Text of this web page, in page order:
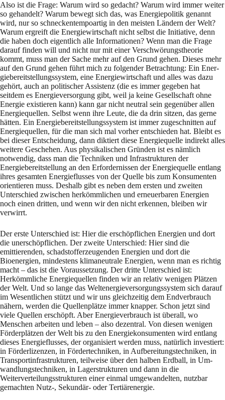
Also ist die Frage: Warum wird so gedacht? Warum wird immer weiter
so gehandelt? Warum be­wegt sich das, was Energiepolitik genannt
wird, nur so schneckentempoartig in den meisten Ländern der Welt?
Warum ergreift die Energiewirtschaft nicht selbst die Initiative, denn
die ha­ben doch eigentlich alle Informationen? Wenn man die Frage
darauf finden will und nicht nur mit einer Verschwörungstheorie
kommt, muss man der Sache mehr auf den Grund gehen. Dieses mehr
auf den Grund gehen führt mich zu folgender Betrachtung: Ein Ener­
giebereit­stellungssystem, eine Energiewirtschaft und alles was dazu
gehört, auch an poli­tischer Assi­stenz (die es immer gegeben hat
seitdem es Energieversorgung gibt, weil ja keine Gesellschaft ohne
Energie existieren kann) kann gar nicht neutral sein gegenüber allen
Energie­quellen. Selbst wenn ihre Leute, die da drin sitzen, das gerne
hätten. Ein Energiebereitstellungs­system ist immer zugeschnitten auf
Energiequellen, für die man sich mal vorher entschieden hat. Bleibt es
bei dieser Entscheidung, dann diktiert diese Energiequelle indirekt alles
weitere Ge­schehen. Aus physikalischen Gründen ist es nämlich
notwendig, dass man die Techniken und Infra­strukturen der
Energiebereitstellung an den Erfordernissen der Energiequelle entlang
ih­res gesamten Energieflusses von der Quelle bis zum Konsumenten
orientieren muss. Deshalb gibt es neben dem ersten und zweiten
Unterschied zwischen herkömmlichen und erneuerbaren Energien
noch einen dritten, und wenn wir den nicht erkennen, bleiben wir
verwirrt.
Der erste Unterschied ist: Hier die erschöpflichen Energien und dort
die unerschöpflichen. Der zweite Unterschied: Hier sind die
emittierenden, schadstofferzeugenden Energien und dort die
Bioenergien, mindestens klimaneutrale Energien, wenn man es richtig
macht – das ist die Vor­aus­setzung. Der dritte Unterschied ist:
Herkömmliche Energiequellen finden wir an re­lativ wenigen Plätzen
der Welt. Und so lange das Weltenergieversorgungssystem sich dar­auf
im Wesentlichen stützt und wir uns gleichzeitig dem Endverbrauch
nähern, werden die Quellen­plätze immer knap­per. Schon jetzt sind
viele Quellen erschöpft. Aber Energiever­brauch ist überall, wo
Menschen arbeiten und leben – also dezentral. Von diesen wenigen
För­derplätzen der Welt bis zu den Ener­giekonsumenten wird entlang
dieses Energieflusses, der organisiert werden muss, natürlich inve­stiert:
in Förderlizenzen, in Fördertechniken, in Auf­bereitungs­techniken, in
Transportinfrastruktu­ren, teilweise über den halben Erdball, in Um­
wandlungs­techniken, in Lagerstrukturen und dann in die
Weiterverteilungsstrukturen einer einmal um­gewandelten, nutzbar
gemachten Nutz-, Se­kundär- oder Tertiärenergie.